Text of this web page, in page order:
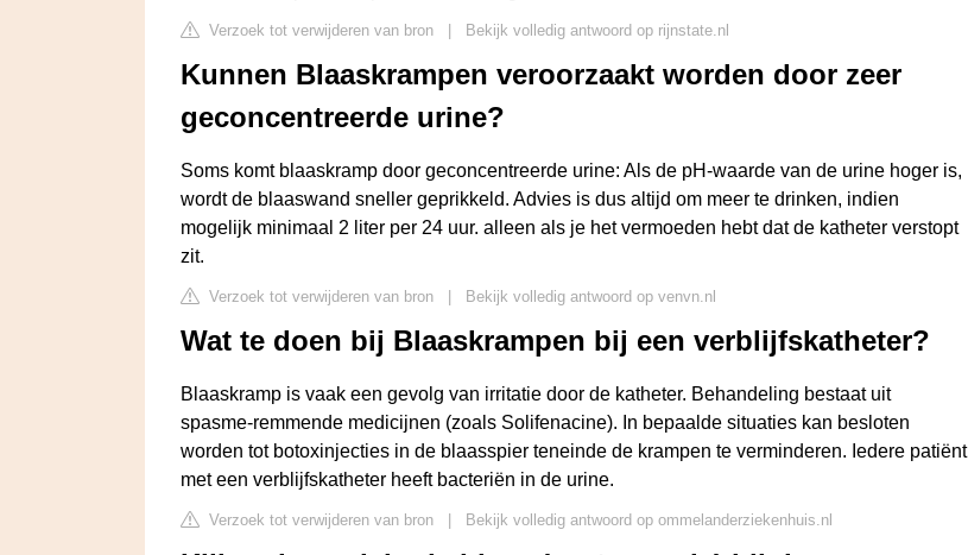
Verzoek tot verwijderen van bron Bekijk volledig antwoord op rijnstate.nl
Kunnen Blaaskrampen veroorzaakt worden door zeer
geconcentreerde urine?
Soms komt blaaskramp door geconcentreerde urine: Als de pH-waarde van de urine hoger is,
wordt de blaaswand sneller geprikkeld. Advies is dus altijd om meer te drinken, indien
mogelijk minimaal 2 liter per 24 uur. alleen als je het vermoeden hebt dat de katheter verstopt
zit.
Verzoek tot verwijderen van bron Bekijk volledig antwoord op venvn.nl
Wat te doen bij Blaaskrampen bij een verblijfskatheter?
Blaaskramp is vaak een gevolg van irritatie door de katheter. Behandeling bestaat uit
spasme-remmende medicijnen (zoals Solifenacine). In bepaalde situaties kan besloten
worden tot botoxinjecties in de blaasspier teneinde de krampen te verminderen. Iedere patiënt
met een verblijfskatheter heeft bacteriën in de urine.
Verzoek tot verwijderen van bron Bekijk volledig antwoord op ommelanderziekenhuis.nl